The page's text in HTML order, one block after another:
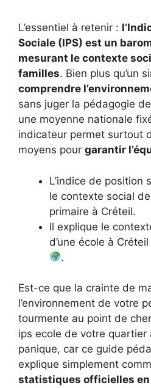
L’essentiel à retenir :
Sociale (IPS) est un
mesurant le contexte
familles. Bien plus qu’un
comprendre
sans juger la pédagogie
une moyenne nationale
indicateur permet surtout
moyens pour garantir
L’indice de position
le contexte social
primaire à Créteil.
Il explique le
d’une école à
.
Est-ce que la crainte de
l’environnement de votre
tourmente au point de
ips ecole de votre quartier
panique, car ce guide
explique simplement
statistiques officielles